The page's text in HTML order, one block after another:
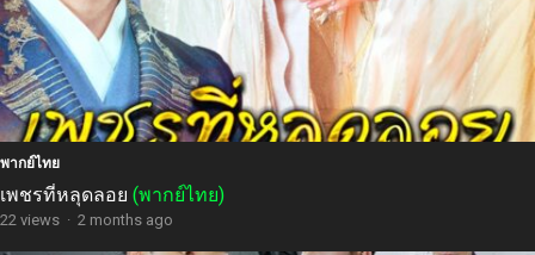
พากย์ไทย
เพชรที่หลุดลอย (พากย์ไทย)
22 views · 2 months ago